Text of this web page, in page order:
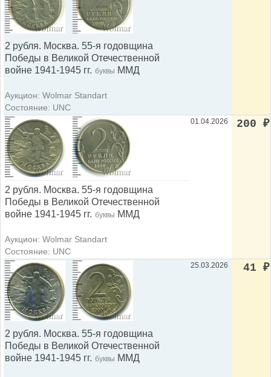
2 рубля. Москва. 55-я годовщина
Победы в Великой Отечественной
войне 1941-1945 гг. буквы ММД
Аукцион: Wolmar Standart
Состояние: UNC
2 рубля. Москва. 55-я годовщина
Победы в Великой Отечественной
войне 1941-1945 гг. буквы ММД
Аукцион: Wolmar Standart
Состояние: UNC
01.04.2026 200 ₽
2 рубля. Москва. 55-я годовщина
Победы в Великой Отечественной
войне 1941-1945 гг. буквы ММД
25.03.2026 41 ₽